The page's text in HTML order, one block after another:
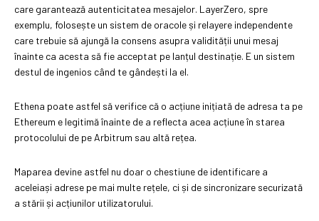
care garantează autenticitatea mesajelor. LayerZero, spre
exemplu, folosește un sistem de oracole și relayere independente
care trebuie să ajungă la consens asupra validității unui mesaj
înainte ca acesta să fie acceptat pe lanțul destinație. E un sistem
destul de ingenios când te gândești la el.
Ethena poate astfel să verifice că o acțiune inițiată de adresa ta pe
Ethereum e legitimă înainte de a reflecta acea acțiune în starea
protocolului de pe Arbitrum sau altă rețea.
Maparea devine astfel nu doar o chestiune de identificare a
aceleiași adrese pe mai multe rețele, ci și de sincronizare securizată
a stării și acțiunilor utilizatorului.